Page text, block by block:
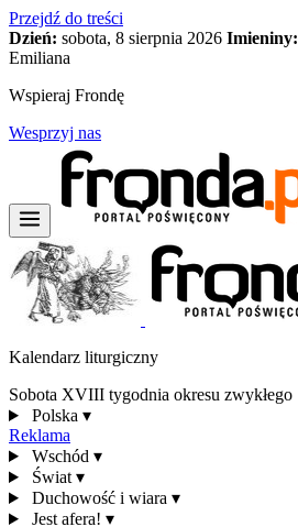
Przejdź do treści
Dzień: sobota, 8 sierpnia 2026 Imieniny:
Emiliana
Wspieraj Frondę
Wesprzyj nas
Kalendarz liturgiczny
Sobota XVIII tygodnia okresu zwykłego
Polska ▾
Reklama
Wschód ▾
Świat ▾
Duchowość i wiara ▾
Jest afera! ▾